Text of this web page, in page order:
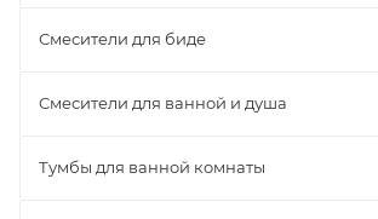
Смесители для биде
Смесители для ванной и душа
Тумбы для ванной комнаты